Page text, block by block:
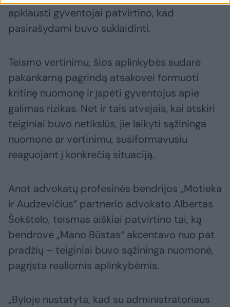
apklausti gyventojai patvirtino, kad
pasirašydami buvo suklaidinti.
Teismo vertinimu, šios aplinkybės sudarė
pakankamą pagrindą atsakovei formuoti
kritinę nuomonę ir įspėti gyventojus apie
galimas rizikas. Net ir tais atvejais, kai atskiri
teiginiai buvo netikslūs, jie laikyti sąžininga
nuomone ar vertinimu, susiformavusiu
reaguojant į konkrečią situaciją.
Anot advokatų profesinės bendrijos „Motieka
ir Audzevičius“ partnerio advokato Albertas
Šekštelo, teismas aiškiai patvirtino tai, ką
bendrovė „Mano Būstas“ akcentavo nuo pat
pradžių – teiginiai buvo sąžininga nuomonė,
pagrįsta realiomis aplinkybėmis.
„Byloje nustatyta, kad su administratoriaus